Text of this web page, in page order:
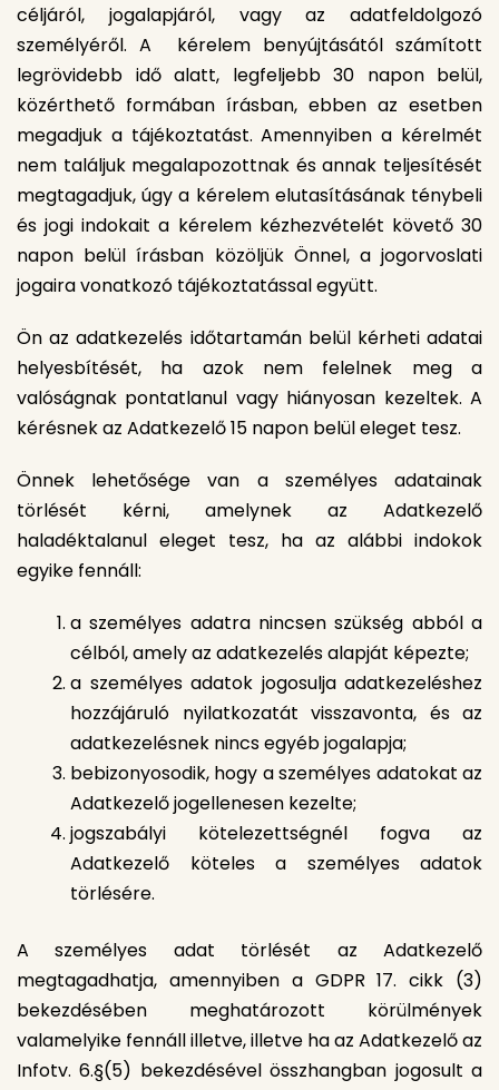
céljáról, jogalapjáról, vagy az adatfeldolgozó
személyéről. A kérelem benyújtásától számított
legrövidebb idő alatt, legfeljebb 30 napon belül,
közérthető formában írásban, ebben az esetben
megadjuk a tájékoztatást. Amennyiben a kérelmét
nem találjuk megalapozottnak és annak teljesítését
megtagadjuk, úgy a kérelem elutasításának ténybeli
és jogi indokait a kérelem kézhezvételét követő 30
napon belül írásban közöljük Önnel, a jogorvoslati
jogaira vonatkozó tájékoztatással együtt.
Ön az adatkezelés időtartamán belül kérheti adatai
helyesbítését, ha azok nem felelnek meg a
valóságnak pontatlanul vagy hiányosan kezeltek. A
kérésnek az Adatkezelő 15 napon belül eleget tesz.
Önnek lehetősége van a személyes adatainak
törlését kérni, amelynek az Adatkezelő
haladéktalanul eleget tesz, ha az alábbi indokok
egyike fennáll:
a személyes adatra nincsen szükség abból a
célból, amely az adatkezelés alapját képezte;
a személyes adatok jogosulja adatkezeléshez
hozzájáruló nyilatkozatát visszavonta, és az
adatkezelésnek nincs egyéb jogalapja;
bebizonyosodik, hogy a személyes adatokat az
Adatkezelő jogellenesen kezelte;
jogszabályi kötelezettségnél fogva az
Adatkezelő köteles a személyes adatok
törlésére.
A személyes adat törlését az Adatkezelő
megtagadhatja, amennyiben a GDPR 17. cikk (3)
bekezdésében meghatározott körülmények
valamelyike fennáll illetve, illetve ha az Adatkezelő az
Infotv. 6.§(5) bekezdésével összhangban jogosult a